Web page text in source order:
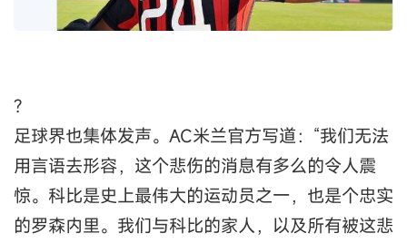
?
足球界也集体发声。AC米兰官方写道：“我们无法
用言语去形容，这个悲伤的消息有多么的令人震
惊。科比是史上最伟大的运动员之一，也是个忠实
的罗森内里。我们与科比的家人，以及所有被这悲